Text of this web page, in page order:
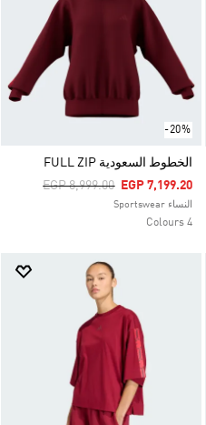
-20%
الخطوط السعودية FULL ZIP
Price Reduced From
EGP 8,999.00ToEGP 7,199.20
النساء Sportswear
4 Colours